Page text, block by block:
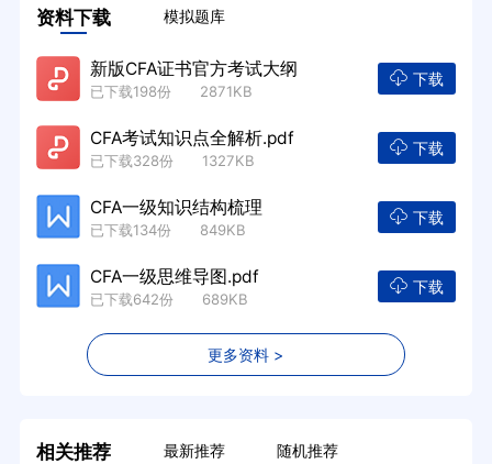
资料下载 模拟题库
新版CFA证书官方考试大纲
已下载198份 2871KB
下载
CFA考试知识点全解析.pdf
已下载328份 1327KB
下载
CFA一级知识结构梳理
已下载134份 849KB
下载
CFA一级思维导图.pdf
已下载642份 689KB
下载
更多资料 >
相关推荐 最新推荐 随机推荐